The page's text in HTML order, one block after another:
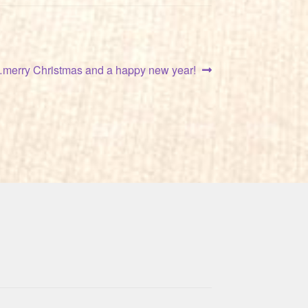
Christmas and a happy new year!